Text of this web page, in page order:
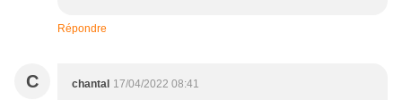
Répondre
C chantal 17/04/2022 08:41